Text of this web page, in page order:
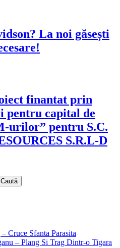
La noi găsești
finantat prin
pentru capital de
urilor” pentru S.C.
S.R.L-D
Caută
Cruce Sfanta Parasita
– Plang Si Trag Dintr-o Tigara